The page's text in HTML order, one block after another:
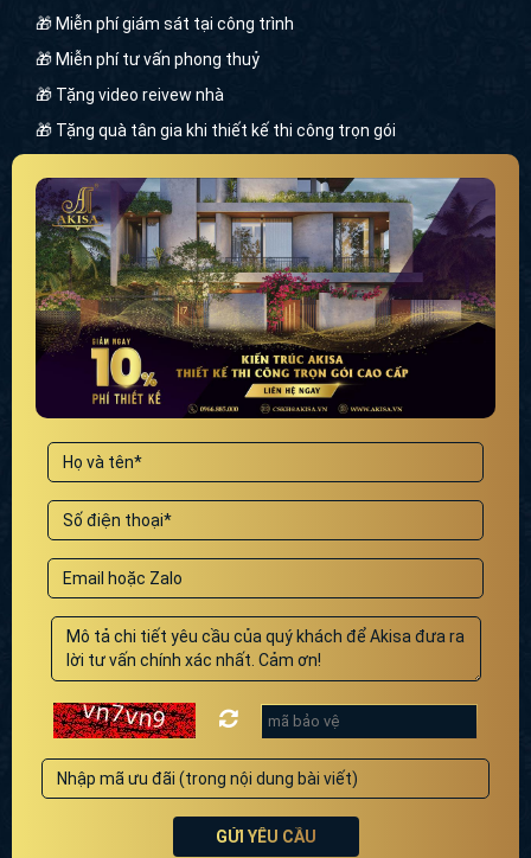
🎁 Miễn phí giám sát tại công trình
🎁 Miễn phí tư vấn phong thuỷ
🎁 Tặng video reivew nhà
🎁 Tặng quà tân gia khi thiết kế thi công trọn gói
GỬI YÊU CẦU